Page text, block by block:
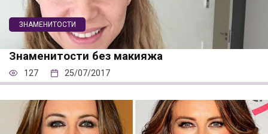
ЗНАМЕНИТОСТИ
Знаменитости без макияжа
127 25/07/2017